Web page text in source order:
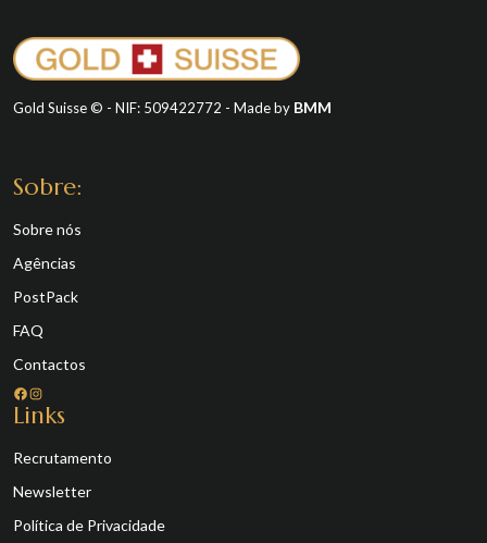
Gold Suisse © - NIF: 509422772 - Made by BMM
Sobre:
Sobre nós
Agências
PostPack
FAQ
Contactos
Facebook Instagram
Links
Recrutamento
Newsletter
Política de Privacidade